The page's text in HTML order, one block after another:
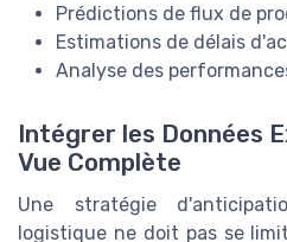
Prédictions de flux de
Estimations de délais
Analyse des
Intégrer les Données
Vue Complète
Une stratégie
logistique ne doit pas se